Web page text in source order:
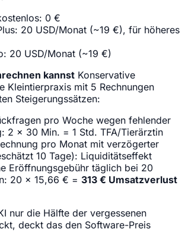
0 €
20 USD/Monat (~19 €), für höheres
20 USD/Monat (~19 €)
kannst Konservative
Kleintierpraxis mit 5 Rechnungen
Steigerungssätzen:
pro Woche wegen fehlender
2 × 30 Min. = 1 Std. TFA/Tierärztin
pro Monat mit verzögerter
10 Tage): Liquiditätseffekt
Eröffnungsgebühr täglich bei 20
20 × 15,66 € = 313 € Umsatzverlust
nur die Hälfte der vergessenen
deckt das den Software-Preis